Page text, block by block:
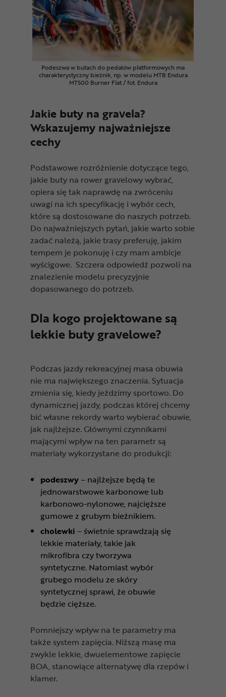
Podeszwa w butach do pedałów platformowych ma
charakterystyczny bieżnik, np. w modelu MTB Endura
MT500 Burner Flat / fot. Endura
Jakie buty na gravela?
Wskazujemy najważniejsze
cechy
Podstawowe rozróżnienie dotyczące tego,
jakie buty na rower gravelowy wybrać,
opiera się tak naprawdę na zwróceniu
uwagi na ich specyfikację i wybór cech,
które są dostosowane do naszych potrzeb.
Do najważniejszych pytań, jakie warto sobie
zadać należą, jakie trasy preferuję, jakim
tempem je pokonuję i czy mam ambicje
wyścigowe. Szczera odpowiedź pozwoli na
znalezienie modelu precyzyjnie
dopasowanego do potrzeb.
Dla kogo projektowane są
lekkie buty gravelowe?
Podczas jazdy rekreacyjnej masa obuwia
nie ma największego znaczenia. Sytuacja
zmienia się, kiedy jeździmy sportowo. Do
dynamicznej jazdy, podczas której chcemy
bić własne rekordy warto wybierać obuwie,
jak najlżejsze. Głównymi czynnikami
mającymi wpływ na ten parametr są
materiały wykorzystane do produkcji:
podeszwy– najlżejsze będą te
jednowarstwowe karbonowe lub
karbonowo-nylonowe, najcięższe
gumowe z grubym bieżnikiem.
cholewki – świetnie sprawdzają się
lekkie materiały, takie jak
mikrofibra czy tworzywa
syntetyczne. Natomiast wybór
grubego modelu ze skóry
syntetycznej sprawi, że obuwie
będzie cięższe.
Pomniejszy wpływ na te parametry ma
także system zapięcia. Niższą masę ma
zwykle lekkie, dwuelementowe zapięcie
BOA, stanowiące alternatywę dla rzepów i
klamer.